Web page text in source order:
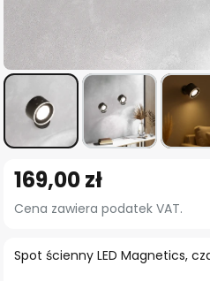
na
początek
Spot ścienny LED Magnetics,
169,00 zł
Cena zawiera podatek VAT.